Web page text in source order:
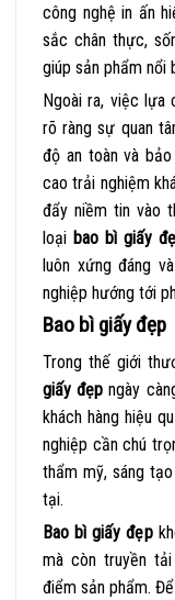
công nghệ in ấn
sắc chân thực,
giúp sản phẩm nổi
Ngoài ra, việc lựa
rõ ràng sự quan
độ an toàn và
cao trải nghiệm
đẩy niềm tin vào
loạibao bì giấy
luôn xứng đáng
nghiệp hướng tới
Bao bì giấy đẹp
Trong thế giới
giấy đẹp ngày
khách hàng hiệu
nghiệp cần chú
thẩm mỹ, sáng
tại.
Bao bì giấy đẹp
mà còn truyền
điểm sản phẩm.